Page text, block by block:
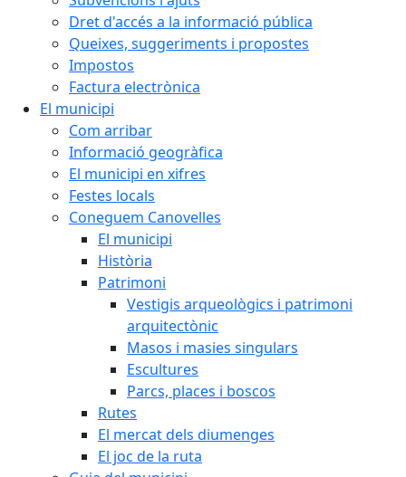
Dret d'accés a la informació pública
Queixes, suggeriments i propostes
Impostos
Factura electrònica
El municipi
Com arribar
Informació geogràfica
El municipi en xifres
Festes locals
Coneguem Canovelles
El municipi
Història
Patrimoni
Vestigis arqueològics i patrimoni
arquitectònic
Masos i masies singulars
Escultures
Parcs, places i boscos
Rutes
El mercat dels diumenges
El joc de la ruta